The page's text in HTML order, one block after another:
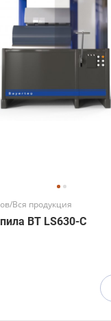
Вся продукция
BT LS630-C